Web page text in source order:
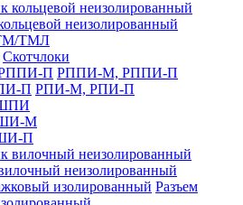
неизолированный
ТМЛ
Скотчлоки
РППИ-М, РППИ-П
РПИ-М, РПИ-П
М
П
неизолированный
Разъем